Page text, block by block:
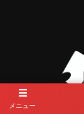
メニュー